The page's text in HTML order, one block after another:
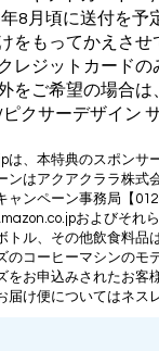
年8月頃に送付を
をもってかえさせ
レジットカード
をご希望の場合
クサーデザイン
は、本特典のスポンサ
ンはアクアクララ株式
ャンペーン事務局【
およびそれ
ル、その他飲食料品
のコーヒーマシンのモ
をお申込みされたお客
届け便についてはネス